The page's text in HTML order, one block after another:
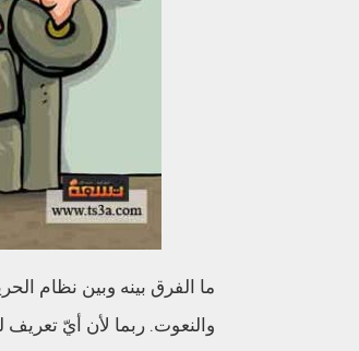
ما الفرق بينه وبين نظام
والنعوت. ربما لأن أ يّ تعريف